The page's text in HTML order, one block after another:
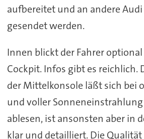
aufbereitet und an andere
gesendet werden.
Innen blickt der Fahrer
Cockpit. Infos gibt es reichlich.
der Mittelkonsole läßt sich bei
und voller
ablesen, ist ansonsten aber in
klar und detailliert. Die